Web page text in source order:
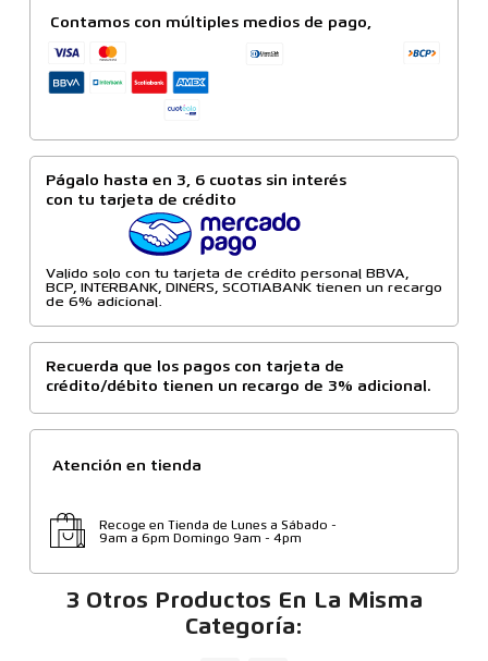
Contamos con múltiples medios de pago,
Págalo hasta en 3, 6 cuotas sin interés
con tu tarjeta de crédito
Valido solo con tu tarjeta de crédito personal BBVA,
BCP, INTERBANK, DINERS, SCOTIABANK tienen un recargo
de 6% adicional.
Recuerda que los pagos con tarjeta de
crédito/débito tienen un recargo de 3% adicional.
Atención en tienda
Recoge en Tienda de Lunes a Sábado -
9am a 6pm Domingo 9am - 4pm
3 Otros Productos En La Misma
Categoría: